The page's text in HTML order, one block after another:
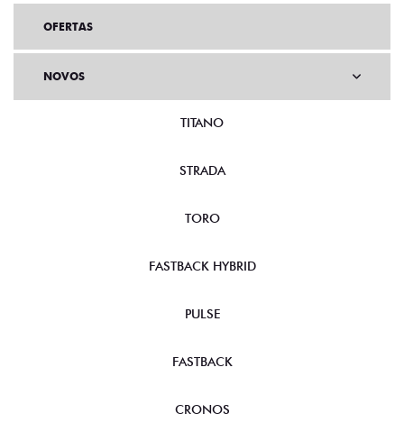
OFERTAS
NOVOS
TITANO
STRADA
TORO
FASTBACK HYBRID
PULSE
FASTBACK
CRONOS